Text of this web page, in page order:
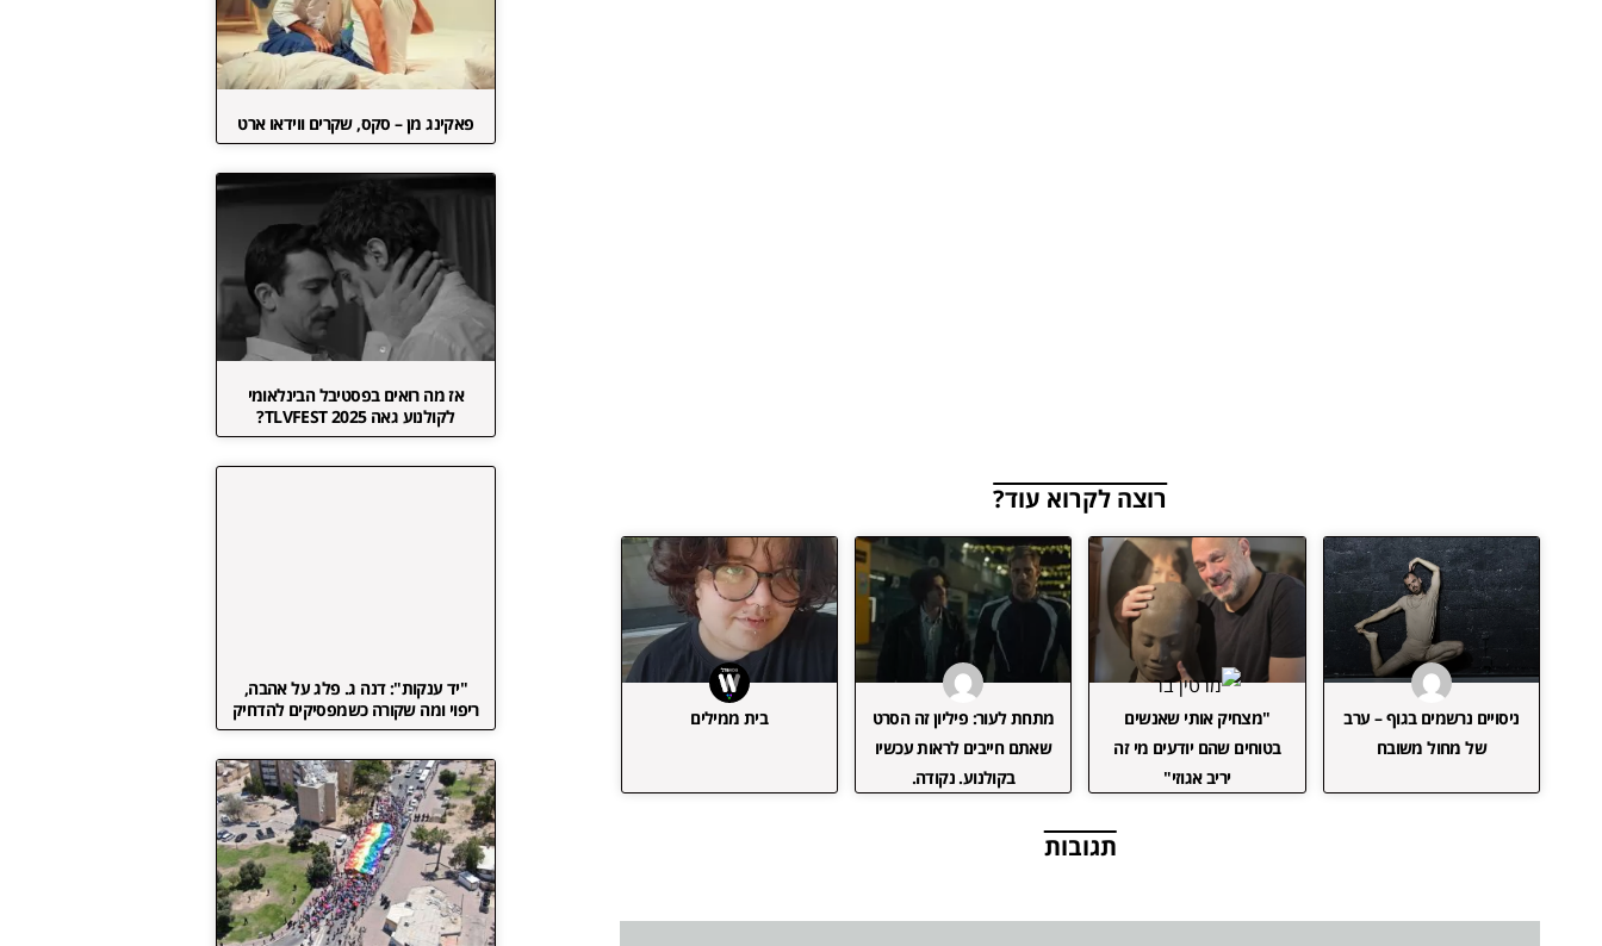
רוצה לקרוא עוד?
ניסויים נרשמים בגוף – ערב
של מחול משובח
"מצחיק אותי שאנשים
בטוחים שהם יודעים מי זה
יריב אגוזי"
מתחת לעור: פיליון זה הסרט
שאתם חייבים לראות עכשיו
בקולנוע. נקודה.
בית ממילים
תגובות
פאקינג מן – סקס, שקרים ווידאו ארט
אז מה רואים בפסטיבל הבינלאומי
לקולנוע גאה TLVFEST 2025?
"יד ענקות": דנה ג. פלג על אהבה,
ריפוי ומה שקורה כשמפסיקים להדחיק